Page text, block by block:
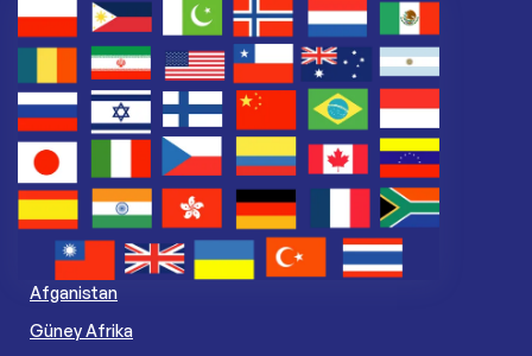
Afganistan
Güney Afrika